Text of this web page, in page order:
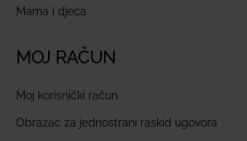
Mama i djeca
MOJ RAČUN
Moj korisnički račun
Obrazac za jednostrani raskid ugovora